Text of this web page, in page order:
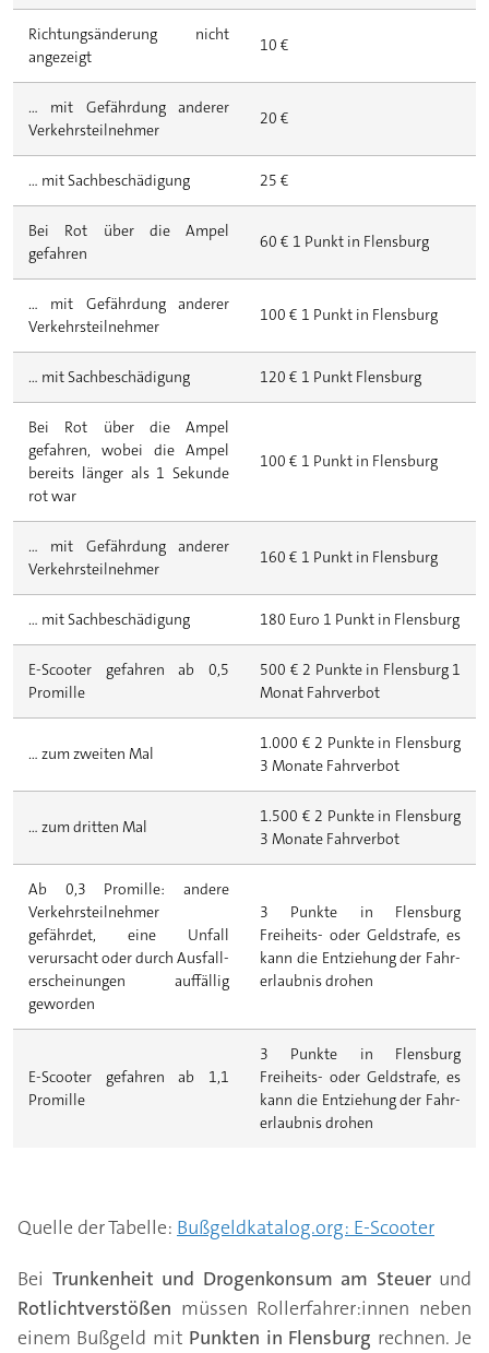
Richtungsänderung nicht
angezeigt
10 €
... mit Gefährdung anderer
Verkehrsteilnehmer
20 €
... mit Sachbeschädigung 25 €
Bei Rot über die Ampel
gefahren
60 € 1 Punkt in Flensburg
... mit Gefährdung anderer
Verkehrsteilnehmer
100 € 1 Punkt in Flensburg
... mit Sachbeschädigung 120 € 1 Punkt Flensburg
Bei Rot über die Ampel
gefahren, wobei die Ampel
bereits länger als 1 Sekunde
rot war
100 € 1 Punkt in Flensburg
... mit Gefährdung anderer
Verkehrsteilnehmer
160 € 1 Punkt in Flensburg
... mit Sachbeschädigung 180 Euro 1 Punkt in Flensburg
E-Scooter gefahren ab 0,5
Promille
500 € 2 Punkte in Flensburg 1
Monat Fahrverbot
... zum zweiten Mal
1.000 € 2 Punkte in Flensburg
3 Monate Fahrverbot
... zum dritten Mal
1.500 € 2 Punkte in Flensburg
3 Monate Fahrverbot
Ab 0,3 Promille: andere
Verkehrs­teilnehmer
gefährdet, eine Unfall
verursacht oder durch Ausfall­
erscheinungen auffällig
geworden
3 Punkte in Flensburg
Freiheits- oder Geld­strafe, es
kann die Ent­ziehung der Fahr­
erlaub­nis drohen
E-Scooter gefahren ab 1,1
Promille
3 Punkte in Flensburg
Freiheits- oder Geld­strafe, es
kann die Ent­ziehung der Fahr­
erlaub­nis drohen
Quelle der Tabelle: Bußgeldkatalog.org: E-Scooter
Bei Trunkenheit und Drogenkonsum am Steuerund
Rotlichtverstößen müssen Rollerfahrer:innen neben
einem Bußgeld mit Punkten in Flensburg rechnen. Je